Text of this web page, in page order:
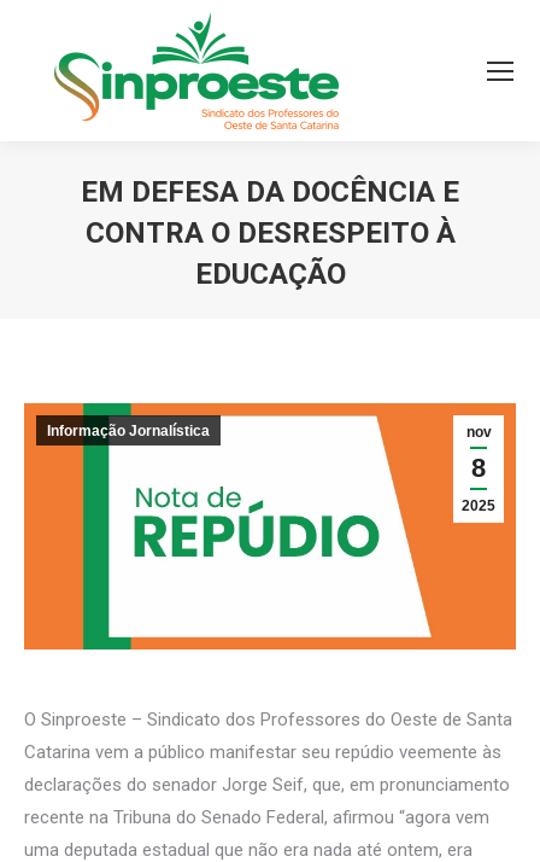
EM DEFESA DA DOCÊNCIA E
CONTRA O DESRESPEITO À
EDUCAÇÃO
nov
8
2025
Informação Jornalística
O Sinproeste – Sindicato dos Professores do Oeste de Santa
Catarina vem a público manifestar seu repúdio veemente às
declarações do senador Jorge Seif, que, em pronunciamento
recente na Tribuna do Senado Federal, afirmou “agora vem
uma deputada estadual que não era nada até ontem, era